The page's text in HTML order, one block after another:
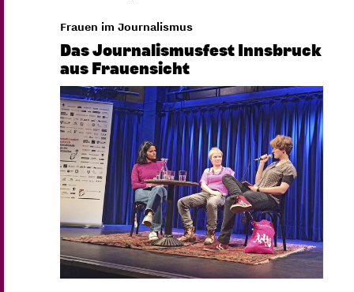
Frauen im Journalismus
Das Journalismusfest Innsbruck
aus Frauensicht